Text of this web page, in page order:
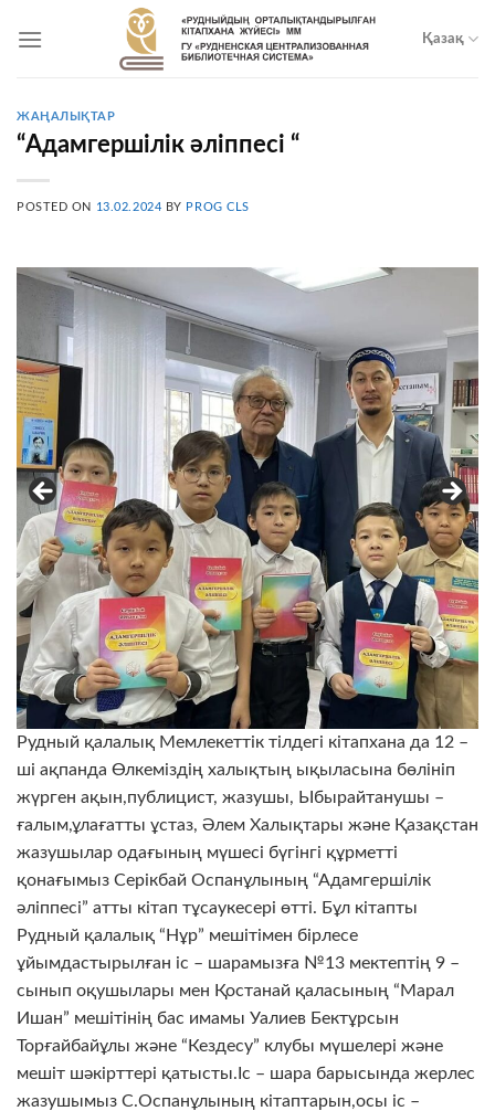
Қазақ
ЖАҢАЛЫҚТАР
“Адамгершілік әліппесі “
POSTED ON 13.02.2024 BY PROG CLS
Рудный қалалық Мемлекеттік тілдегі кітапхана да 12 –
ші ақпанда Өлкеміздің халықтың ықыласына бөлініп
жүрген ақын,публицист, жазушы, Ыбырайтанушы –
ғалым,ұлағатты ұстаз, Әлем Халықтары және Қазақстан
жазушылар одағының мүшесі бүгінгі құрметті
қонағымыз Серікбай Оспанұлының “Адамгершілік
әліппесі” атты кітап тұсаукесері өтті. Бұл кітапты
Рудный қалалық “Нұр” мешітімен бірлесе
ұйымдастырылған іс – шарамызға №13 мектептің 9 –
сынып оқушылары мен Қостанай қаласының “Марал
Ишан” мешітінің бас имамы Уалиев Бектұрсын
Торғайбайұлы және “Кездесу” клубы мүшелері және
мешіт шәкірттері қатысты.Іс – шара барысында жерлес
жазушымыз С.Оспанұлының кітаптарын,осы іс –